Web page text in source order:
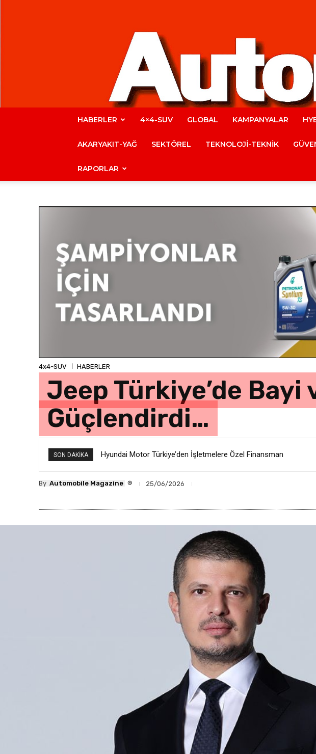
HABERLER 4×4-SUV GLOBAL KAMPANYALAR
AKARYAKIT-YAĞ SEKTÖREL TEKNOLOJİ-TEKNİK
RAPORLAR
4x4-SUV HABERLER
Jeep Türkiye’de Bayi
Güçlendirdi…
SON DAKIKA Hyundai Motor Türkiye’den İşletmelere Özel Finansman
By Automobile Magazine ® 25/06/2026